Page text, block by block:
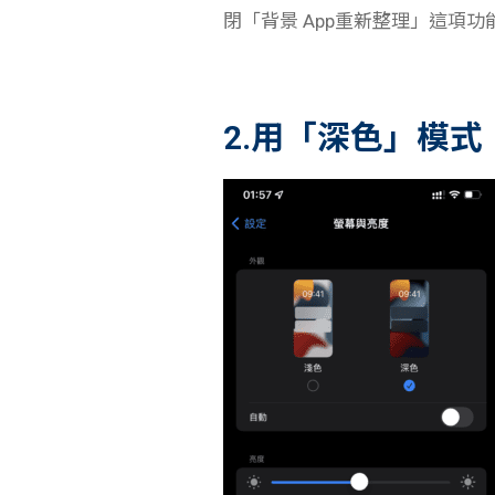
閉「背景 App重新整理」這項功
2.用「深色」模式